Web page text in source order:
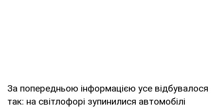
За попередньою інформацією усе відбувалося
так: на світлофорі зупинилися автомобілі